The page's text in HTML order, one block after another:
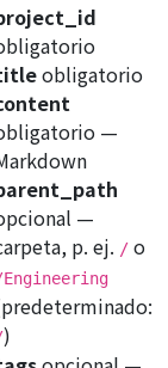
obligatorio
—
—
p. ej. / o
)